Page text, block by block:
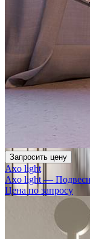
Запросить цену
Axo light
Axo light —
Цена по запросу